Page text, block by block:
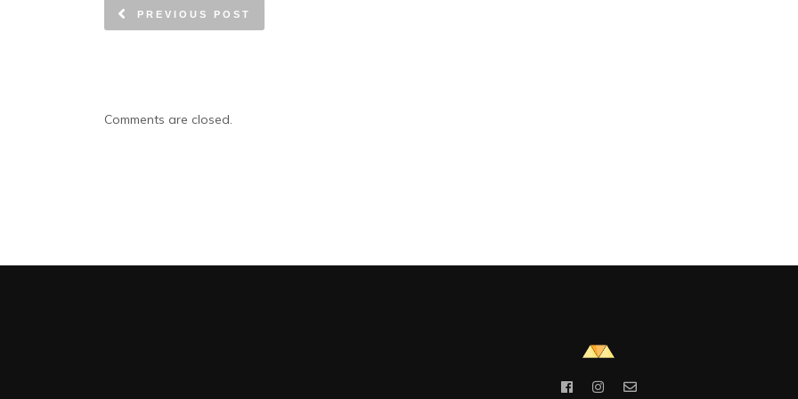
PREVIOUS POST
Comments are closed.